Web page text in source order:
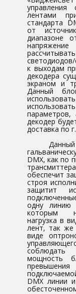
управления
лентами
стандарта
от
диапазоне
к выходам
декодера
экраном и
Данный
параметров,
декодер
доставка по
Данный
DMX, как по
обеспечит
строя
защитит
одну линию
которым
нагрузка в
лент, так же
виде
соблюдать
мощность
DMX линии